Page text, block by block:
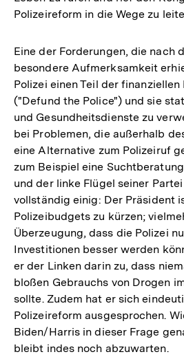
Fußnote
Polizeireform in die Wege zu
Eine der Forderungen, die nach
besondere Aufmerksamkeit
Polizei einen Teil der
("Defund the Police") und sie
und Gesundheitsdienste zu
bei Problemen, die außerhalb
eine Alternative zum Polizeiruf
zum Beispiel eine
und der linke Flügel seiner
vollständig einig: Der Präsident
Polizeibudgets zu kürzen;
Überzeugung, dass die Polizei
Investitionen besser werden
er der Linken darin zu, dass
bloßen Gebrauchs von Drogen
sollte. Zudem hat er sich
Polizeireform ausgesprochen.
Biden/Harris in dieser Frage
bleibt indes noch abzuwarten.